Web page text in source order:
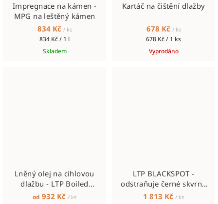
Impregnace na kámen -
MPG na leštěný kámen
834 Kč / ks
Měrná
cena:
834 Kč / 1 l
Skladem
Kartáč na čištění dlažby
678 Kč / ks
Měrná
cena:
678 Kč / 1 ks
Vyprodáno
Lněný olej na cihlovou
dlažbu - LTP Boiled
Linseed Oil
od 932 Kč / ks
LTP BLACKSPOT -
odstraňuje černé skvrny
5l
1 813 Kč / ks